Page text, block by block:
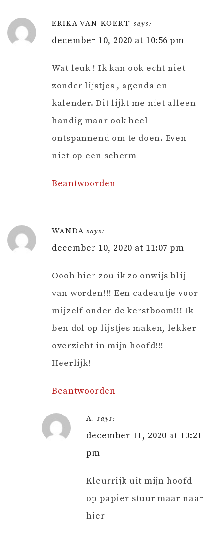
ERIKA VAN KOERT says:
december 10, 2020 at 10:56 pm
Wat leuk ! Ik kan ook echt niet
zonder lijstjes , agenda en
kalender. Dit lijkt me niet alleen
handig maar ook heel
ontspannend om te doen. Even
niet op een scherm
Beantwoorden
WANDA says:
december 10, 2020 at 11:07 pm
Oooh hier zou ik zo onwijs blij
van worden!!! Een cadeautje voor
mijzelf onder de kerstboom!!! Ik
ben dol op lijstjes maken, lekker
overzicht in mijn hoofd!!!
Heerlijk!
Beantwoorden
A. says:
december 11, 2020 at 10:21
pm
Kleurrijk uit mijn hoofd
op papier stuur maar naar
hier